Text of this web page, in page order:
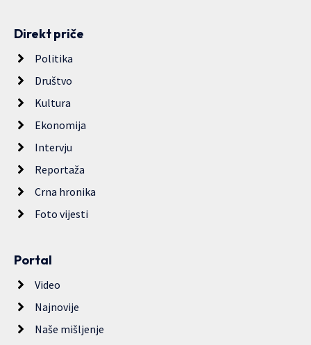
Direkt priče
Politika
Društvo
Kultura
Ekonomija
Intervju
Reportaža
Crna hronika
Foto vijesti
Portal
Video
Najnovije
Naše mišljenje